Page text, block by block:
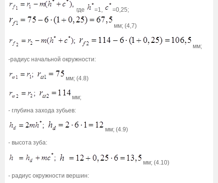
где =1, =0,25;
мм; (4,7)
мм;
-радиус начальной окружности:
мм; (4.8)
мм;
- глубина захода зубьев:
мм; (4.9)
- высота зуба:
мм; (4.10)
- радиус окружности вершин: